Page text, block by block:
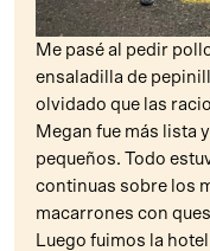
Me pasé al pedir
ensaladilla de
olvidado que las
Megan fue más lista
pequeños. Todo
continuas sobre los
macarrones con
Luego fuimos la